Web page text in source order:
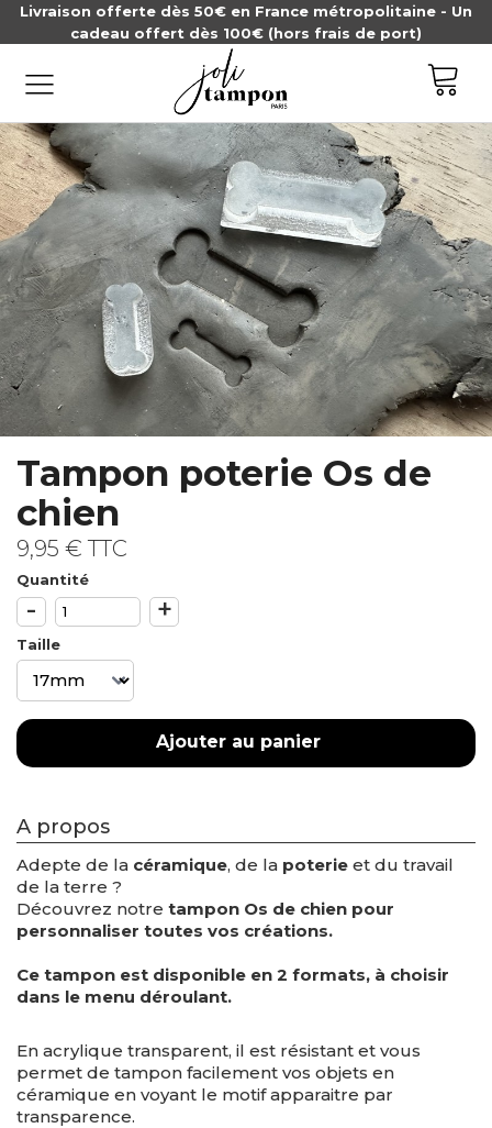
Livraison offerte dès 50€ en France métropolitaine - Un
cadeau offert dès 100€ (hors frais de port)
Tampon poterie Os de
chien
9,95 € TTC
Quantité
- +
Taille
Ajouter au panier
A propos
Adepte de la céramique, de la poterie et du travail
de la terre ?
Découvrez notre tampon Os de chien pour
personnaliser toutes vos créations.
Ce tampon est disponible en 2 formats, à choisir
dans le menu déroulant.
En acrylique transparent, il est résistant et vous
permet de tampon facilement vos objets en
céramique en voyant le motif apparaitre par
transparence.